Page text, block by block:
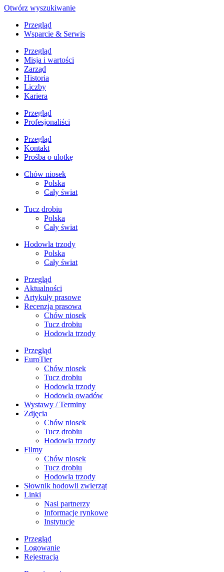
Otwórz wyszukiwanie
Przegląd
Wsparcie & Serwis
Przegląd
Misja i wartości
Zarząd
Historia
Liczby
Kariera
Przegląd
Profesjonaliści
Przegląd
Kontakt
Prośba o ulotkę
Chów niosek
Polska
Cały świat
Tucz drobiu
Polska
Cały świat
Hodowla trzody
Polska
Cały świat
Przegląd
Aktualności
Artykuły prasowe
Recenzja prasowa
Chów niosek
Tucz drobiu
Hodowla trzody
Przegląd
EuroTier
Chów niosek
Tucz drobiu
Hodowla trzody
Hodowla owadów
Wystawy / Terminy
Zdjęcia
Chów niosek
Tucz drobiu
Hodowla trzody
Filmy
Chów niosek
Tucz drobiu
Hodowla trzody
Słownik hodowli zwierząt
Linki
Nasi partnerzy
Informacje rynkowe
Instytucje
Przegląd
Logowanie
Rejestracja